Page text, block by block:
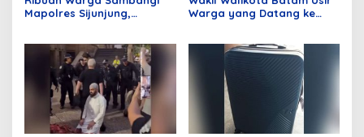
Mapolres Sijunjung,
Tambang Dinilai Tidak
Berimbang
Warga yang Datang ke
Ucapan Li Jadi Sorotan
Publik!